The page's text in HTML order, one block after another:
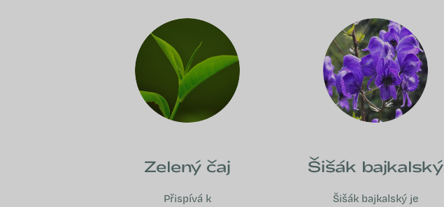
Zelený čaj
Přispívá k
Šišák bajkalský
Šišák bajkalský je